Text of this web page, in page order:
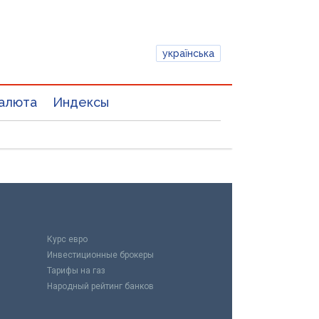
українська
Индексы
Курс евро
Инвестиционные брокеры
Тарифы на газ
Народный рейтинг банков